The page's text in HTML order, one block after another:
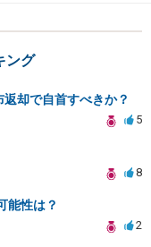
ング
却で自首すべきか？
5
8
能性は？
2